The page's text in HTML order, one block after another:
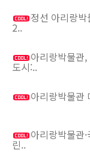
정선 아리랑
2..
아리랑박물관
도시:..
아리랑박물관
아리랑박물관
린..